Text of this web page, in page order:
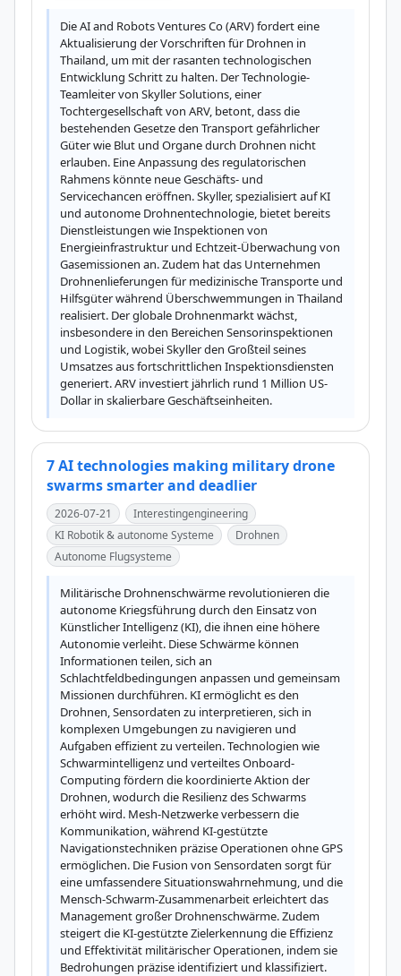
Die AI and Robots Ventures Co (ARV) fordert eine
Aktualisierung der Vorschriften für Drohnen in
Thailand, um mit der rasanten technologischen
Entwicklung Schritt zu halten. Der Technologie-
Teamleiter von Skyller Solutions, einer
Tochtergesellschaft von ARV, betont, dass die
bestehenden Gesetze den Transport gefährlicher
Güter wie Blut und Organe durch Drohnen nicht
erlauben. Eine Anpassung des regulatorischen
Rahmens könnte neue Geschäfts- und
Servicechancen eröffnen. Skyller, spezialisiert auf KI
und autonome Drohnentechnologie, bietet bereits
Dienstleistungen wie Inspektionen von
Energieinfrastruktur und Echtzeit-Überwachung von
Gasemissionen an. Zudem hat das Unternehmen
Drohnenlieferungen für medizinische Transporte und
Hilfsgüter während Überschwemmungen in Thailand
realisiert. Der globale Drohnenmarkt wächst,
insbesondere in den Bereichen Sensorinspektionen
und Logistik, wobei Skyller den Großteil seines
Umsatzes aus fortschrittlichen Inspektionsdiensten
generiert. ARV investiert jährlich rund 1 Million US-
Dollar in skalierbare Geschäftseinheiten.
7 AI technologies making military drone
swarms smarter and deadlier
2026-07-21
Interestingengineering
KI Robotik & autonome Systeme
Drohnen
Autonome Flugsysteme
Militärische Drohnenschwärme revolutionieren die
autonome Kriegsführung durch den Einsatz von
Künstlicher Intelligenz (KI), die ihnen eine höhere
Autonomie verleiht. Diese Schwärme können
Informationen teilen, sich an
Schlachtfeldbedingungen anpassen und gemeinsam
Missionen durchführen. KI ermöglicht es den
Drohnen, Sensordaten zu interpretieren, sich in
komplexen Umgebungen zu navigieren und
Aufgaben effizient zu verteilen. Technologien wie
Schwarmintelligenz und verteiltes Onboard-
Computing fördern die koordinierte Aktion der
Drohnen, wodurch die Resilienz des Schwarms
erhöht wird. Mesh-Netzwerke verbessern die
Kommunikation, während KI-gestützte
Navigationstechniken präzise Operationen ohne GPS
ermöglichen. Die Fusion von Sensordaten sorgt für
eine umfassendere Situationswahrnehmung, und die
Mensch-Schwarm-Zusammenarbeit erleichtert das
Management großer Drohnenschwärme. Zudem
steigert die KI-gestützte Zielerkennung die Effizienz
und Effektivität militärischer Operationen, indem sie
Bedrohungen präzise identifiziert und klassifiziert.